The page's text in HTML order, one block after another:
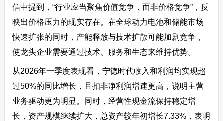
信中提到，“行业应当聚焦价值竞争，而非价格竞争”，反
映出价格压力的现实存在。在全球动力电池和储能市场
快速扩张的同时，产能释放与技术扩散可能加剧竞争，
使龙头企业需要通过技术、服务和生态来维持优势。
从2026年一季度表现看，宁德时代收入和利润均实现超
过50%的同比增长，且扣非净利润增速更高，说明主营
业务驱动更为明显。同时，经营性现金流保持稳定增
长，资产规模继续扩大，总资产较年初增长7.33%，表明